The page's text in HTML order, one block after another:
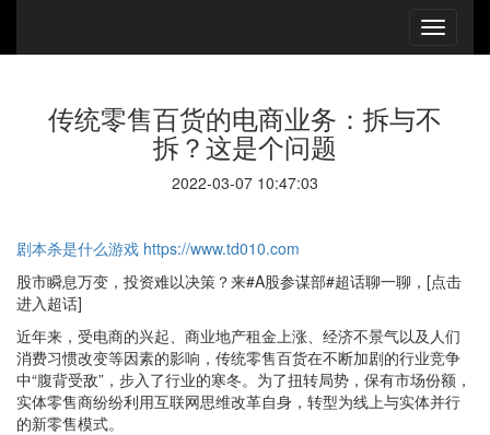
传统零售百货的电商业务：拆与不
拆？这是个问题
2022-03-07 10:47:03
剧本杀是什么游戏 https://www.td010.com
股市瞬息万变，投资难以决策？来#A股参谋部#超话聊一聊，[点击
进入超话]
近年来，受电商的兴起、商业地产租金上涨、经济不景气以及人们
消费习惯改变等因素的影响，传统零售百货在不断加剧的行业竞争
中“腹背受敌”，步入了行业的寒冬。为了扭转局势，保有市场份额，
实体零售商纷纷利用互联网思维改革自身，转型为线上与实体并行
的新零售模式。